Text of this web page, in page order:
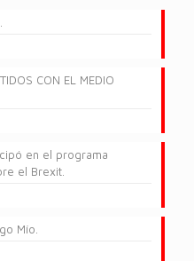
CON EL MEDIO
en el programa
el Brexit.
Mío.